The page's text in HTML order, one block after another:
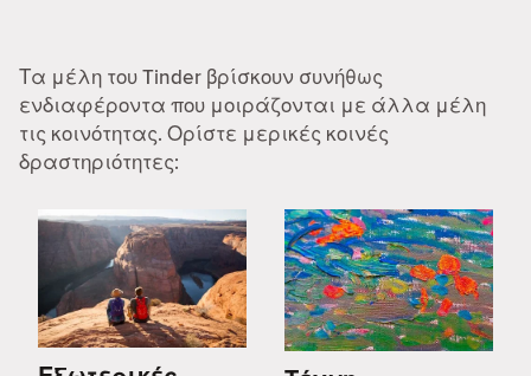
Τα μέλη του Tinder βρίσκουν συνήθως
ενδιαφέροντα που μοιράζονται με άλλα μέλη
τις κοινότητας. Ορίστε μερικές κοινές
δραστηριότητες: